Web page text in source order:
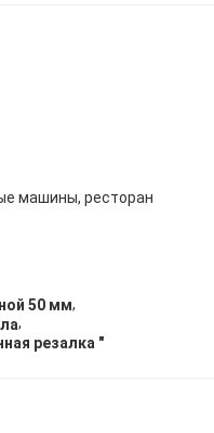
машины, ресторан
50 мм,
,
резалка "